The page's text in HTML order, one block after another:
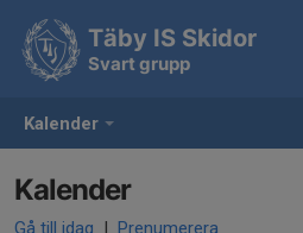
Kalender
Täby IS Skidor
Svart grupp
Kalender
Gå till idag | Prenumerera